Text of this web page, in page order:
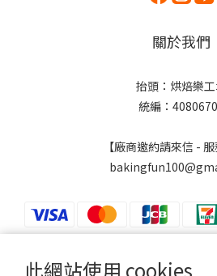
此網站使用 cookies
關於我們
抬頭：烘焙樂
統編：
【廠商邀約請來信 - 服